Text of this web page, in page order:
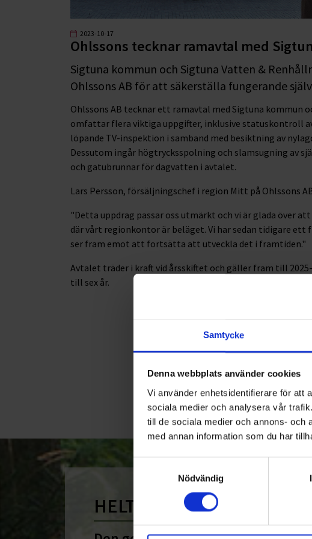
Samtycke
Denna webbplats använder cookies
Vi använder enhetsidentifierare för att
sociala medier och analysera vår
till de sociala medier och annons- och
med annan information som du har
Nödvändig
2023-10-17
Ohlssons tecknar ramavtal med
Sigtuna kommun och Sigtuna Vatten &
Ohlssons AB för att säkerställa fungerande
Ohlssons AB tecknar ett ramavtal med Sigtuna kommun
omfattar flera viktiga uppgifter, inklusive statuskontroll
löpande TV-inspektion i samband med besiktning av
Dessutom ingår högtrycksspolning och slamsugning av
och gatubrunnar för dagvatten i avtalet.
Lars Persson, försäljningschef i region Mitt på Ohlssons
"Detta uppdrag passar oss utmärkt och vi är glada över
där vårt regionkontor är beläget. Vi har sedan tidigare
ser fram emot att fortsätta att utveckla det i framtiden."
Avtalet träder i kraft vid årsskiftet och gäller fram till
till sex år.
HELT ENKELT HÅLLBART